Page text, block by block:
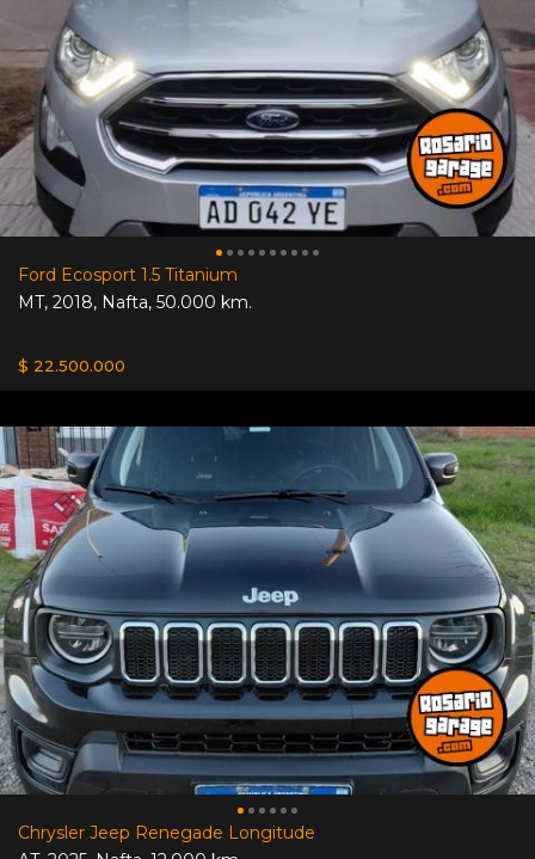
Ford Ecosport 1.5 Titanium
MT, 2018, Nafta, 50.000 km.
$ 22.500.000
Chrysler Jeep Renegade Longitude